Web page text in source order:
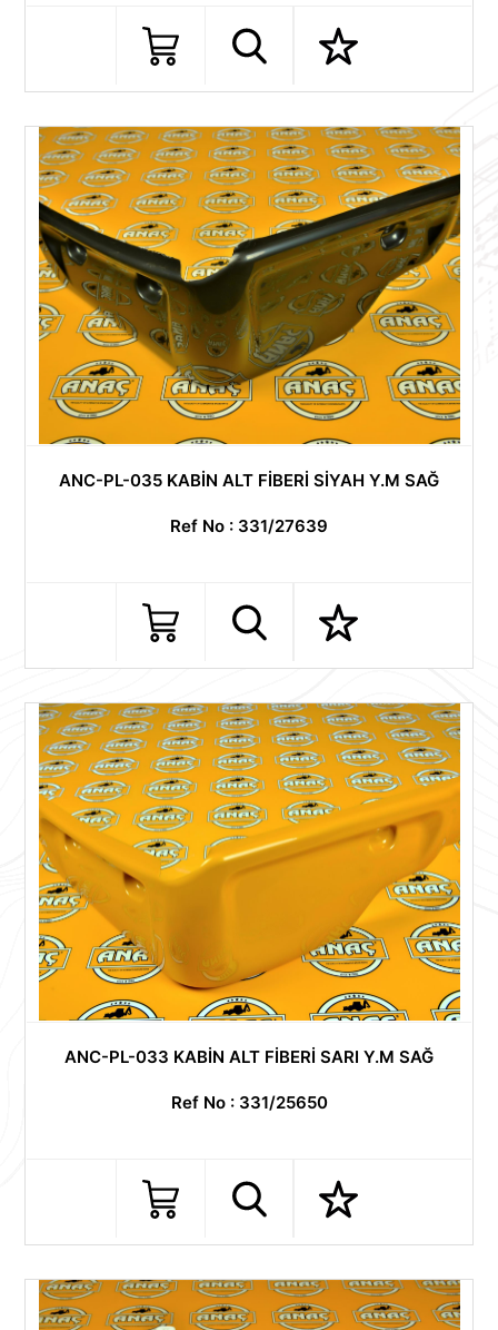
ANC-PL-035 KABİN ALT FİBERİ SİYAH Y.M SAĞ
Ref No : 331/27639
ANC-PL-033 KABİN ALT FİBERİ SARI Y.M SAĞ
Ref No : 331/25650